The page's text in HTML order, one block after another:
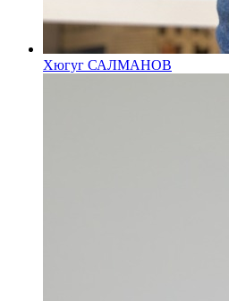
Хюгуг САЛМАНОВ